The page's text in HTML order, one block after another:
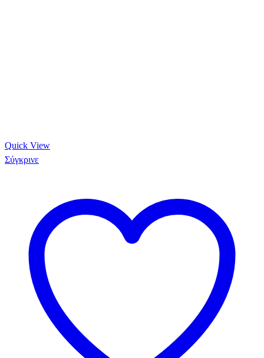
Quick View
Σύγκρινε